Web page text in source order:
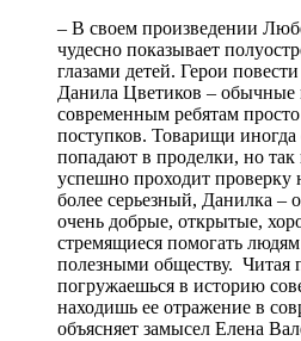
– В своем произведении
чудесно показывает
глазами детей. Герои
Данила Цветиков – обычные
современным ребятам
поступков. Товарищи иногда
попадают в проделки, но
успешно проходит проверку
более серьезный, Данилка –
очень добрые, открытые,
стремящиеся помогать
полезными обществу. Читая
погружаешься в историю
находишь ее отражение в
объясняет замысел Елена